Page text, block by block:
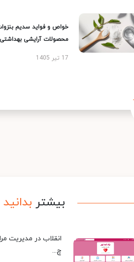
خواص و فواید سدیم
محصولات آرایشی بهداشتی
17 تیر 1405
بیشتر بدانید
انقلاب در مدیریت
چ...